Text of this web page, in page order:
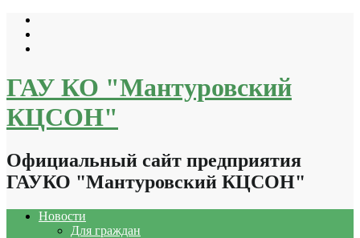
Перейти
содержимому
ГАУ КО "Мантуровский
КЦСОН"
Официальный сайт предприятия
ГАУКО "Мантуровский КЦСОН"
Новости
Для граждан